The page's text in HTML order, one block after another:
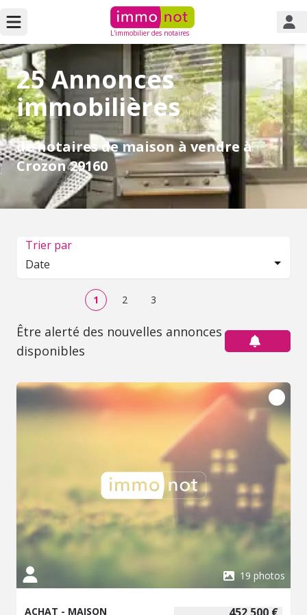
L'immobilier des notaires
25 Annonces
immobilières
de notaires de maison à vendre à
Crozon 29160
Trier par
Date
1 2 3
Être alerté des nouvelles annonces
disponibles
19 photos
ACHAT - MAISON